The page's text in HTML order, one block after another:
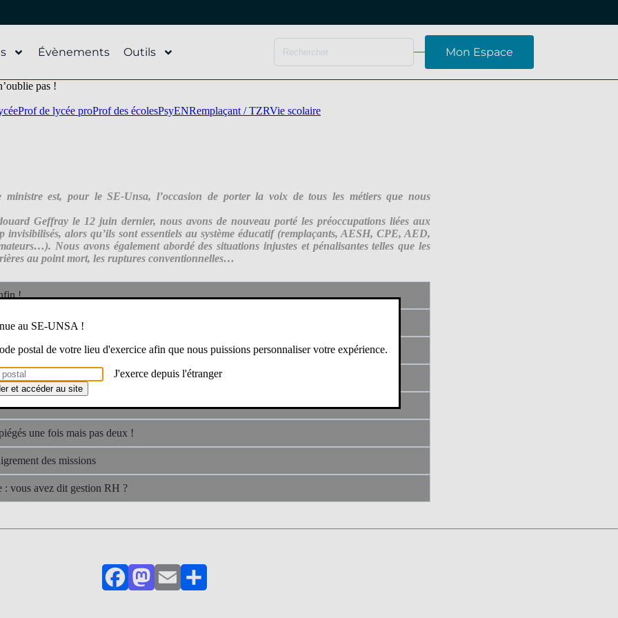
Évènements Outils Mon Espace
pas !
Prof de lycée proProf des écolesPsyENRemplaçant / TZRVie scolaire
ministre est, pour le SE-Unsa, l’occasion de porter la voix de tous les métiers que nous
Geffray le 12 juin dernier, nous avons de nouveau porté les préoccupations liées aux
invisibilisés, alors qu’ils sont essentiels au système éducatif (remplaçants, AESH, CPE, AED,
Nous avons également abordé des situations injustes et pénalisantes telles que les
au point mort, les ruptures conventionnelles…
!
REP/REP+
de la rentrée scolaire : la réalité au cœur des débats !
son urgence !
mort
une fois mais pas deux !
des missions
: vous avez dit gestion RH ?
FacebookMastodon
EmailPartager
au SE-UNSA !
postal de votre lieu d'exercice afin que nous puissions personnaliser votre expérience.
J'exerce depuis l'étranger
et accéder au site